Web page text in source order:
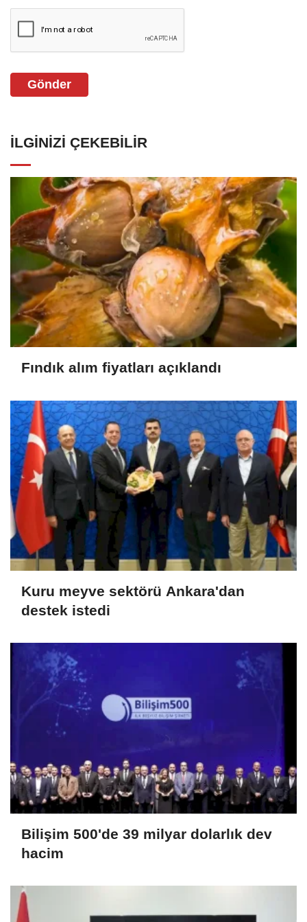
Gönder
İLGINIZI ÇEKEBILIR
Fındık alım fiyatları açıklandı
Kuru meyve sektörü Ankara'dan
destek istedi
Bilişim 500'de 39 milyar dolarlık dev
hacim